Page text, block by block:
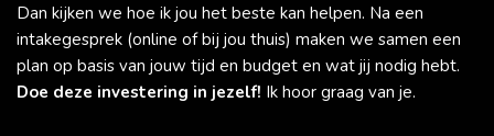
Dan kijken we hoe ik jou het beste kan helpen. Na een
intakegesprek (online of bij jou thuis) maken we samen een
plan op basis van jouw tijd en budget en wat jij nodig hebt.
Doe deze investering in jezelf! Ik hoor graag van je.